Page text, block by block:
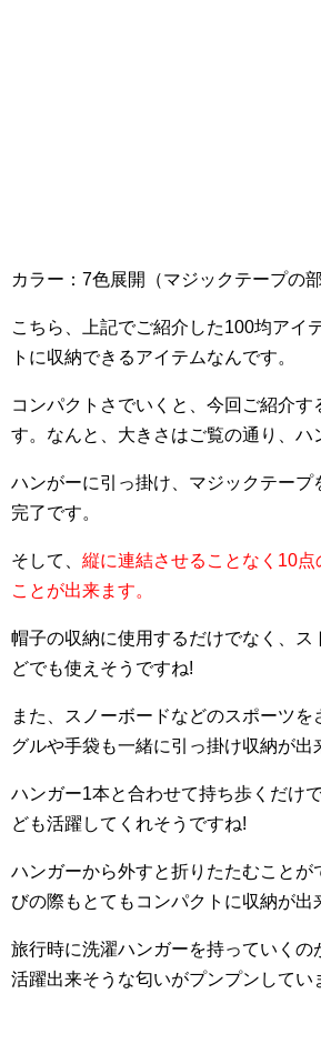
カラー：7色展開（マジックテープの
こちら、上記でご紹介した100均アイ
トに収納できるアイテムなんです。
コンパクトさでいくと、今回ご紹介す
す。なんと、大きさはご覧の通り、ハ
ハンがーに引っ掛け、マジックテープ
完了です。
そして、 縦に連結させることなく10点
ことが出来ます。
帽子の収納に使用するだけでなく、ス
どでも使えそうですね!
また、スノーボードなどのスポーツを
グルや手袋も一緒に引っ掛け収納が出
ハンガー1本と合わせて持ち歩くだけ
ども活躍してくれそうですね!
ハンガーから外すと折りたたむことが
びの際もとてもコンパクトに収納が出
旅行時に洗濯ハンガーを持っていくの
活躍出来そうな匂いがプンプンしてい